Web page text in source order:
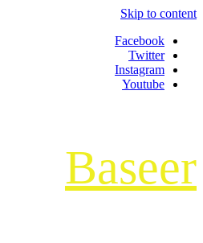
Skip to content
Facebook
Twitter
Instagram
Youtube
Baseer